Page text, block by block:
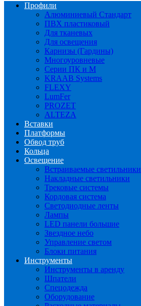
Профили
Алюминиевый Стандарт
ПВХ пластиковый
Для тканевых
Для освещения
Карнизы (Гардины)
Многоуровневые
Серии ПК и М
KRAAB Systems
FLEXY
LumFer
PROZET
ALTEZA
Вставки
Платформы
Обвод труб
Кольца
Освещение
Встраиваемые светильники
Накладные светильники
Трековые системы
Кордовая система
Светодиодные ленты
Лампы
LED панели большие
Звездное небо
Управление светом
Блоки питания
Инструменты
Инструменты в аренду
Шпатели
Спецодежда
Оборудование